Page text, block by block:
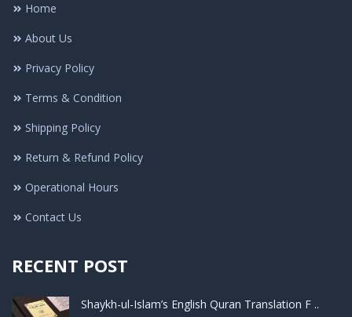
Home
About Us
Privacy Policy
Terms & Condition
Shipping Policy
Return & Refund Policy
Operational Hours
Contact Us
RECENT POST
Shaykh-ul-Islam’s English Quran Translation F ..